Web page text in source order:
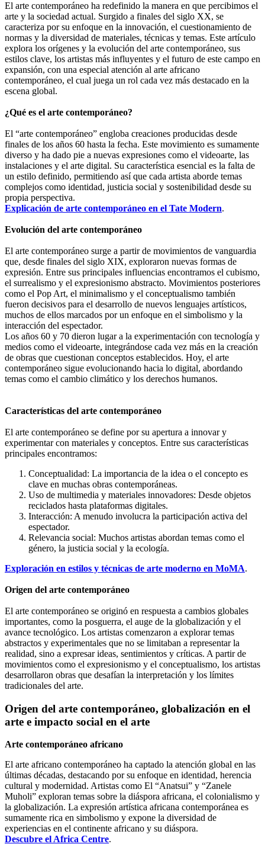
El arte contemporáneo ha redefinido la manera en que percibimos el
arte y la sociedad actual. Surgido a finales del siglo XX, se
caracteriza por su enfoque en la innovación, el cuestionamiento de
normas y la diversidad de materiales, técnicas y temas. Este artículo
explora los orígenes y la evolución del arte contemporáneo, sus
estilos clave, los artistas más influyentes y el futuro de este campo en
expansión, con una especial atención al arte africano
contemporáneo, el cual juega un rol cada vez más destacado en la
escena global.
¿Qué es el arte contemporáneo?
El “arte contemporáneo” engloba creaciones producidas desde
finales de los años 60 hasta la fecha. Este movimiento es sumamente
diverso y ha dado pie a nuevas expresiones como el videoarte, las
instalaciones y el arte digital. Su característica esencial es la falta de
un estilo definido, permitiendo así que cada artista aborde temas
complejos como identidad, justicia social y sostenibilidad desde su
propia perspectiva.
Explicación de arte contemporáneo en el Tate Modern.
Evolución del arte contemporáneo
El arte contemporáneo surge a partir de movimientos de vanguardia
que, desde finales del siglo XIX, exploraron nuevas formas de
expresión. Entre sus principales influencias encontramos el cubismo,
el surrealismo y el expresionismo abstracto. Movimientos posteriores
como el Pop Art, el minimalismo y el conceptualismo también
fueron decisivos para el desarrollo de nuevos lenguajes artísticos,
muchos de ellos marcados por un enfoque en el simbolismo y la
interacción del espectador.
Los años 60 y 70 dieron lugar a la experimentación con tecnología y
medios como el videoarte, integrándose cada vez más en la creación
de obras que cuestionan conceptos establecidos. Hoy, el arte
contemporáneo sigue evolucionando hacia lo digital, abordando
temas como el cambio climático y los derechos humanos.
Características del arte contemporáneo
El arte contemporáneo se define por su apertura a innovar y
experimentar con materiales y conceptos. Entre sus características
principales encontramos:
Conceptualidad: La importancia de la idea o el concepto es
clave en muchas obras contemporáneas.
Uso de multimedia y materiales innovadores: Desde objetos
reciclados hasta plataformas digitales.
Interacción: A menudo involucra la participación activa del
espectador.
Relevancia social: Muchos artistas abordan temas como el
género, la justicia social y la ecología.
Exploración en estilos y técnicas de arte moderno en MoMA.
Origen del arte contemporáneo
El arte contemporáneo se originó en respuesta a cambios globales
importantes, como la posguerra, el auge de la globalización y el
avance tecnológico. Los artistas comenzaron a explorar temas
abstractos y experimentales que no se limitaban a representar la
realidad, sino a expresar ideas, sentimientos y críticas. A partir de
movimientos como el expresionismo y el conceptualismo, los artistas
desarrollaron obras que desafían la interpretación y los límites
tradicionales del arte.
Origen del arte contemporáneo, globalización en el
arte e impacto social en el arte
Arte contemporáneo africano
El arte africano contemporáneo ha captado la atención global en las
últimas décadas, destacando por su enfoque en identidad, herencia
cultural y modernidad. Artistas como El “Anatsui” y “Zanele
Muholi” exploran temas sobre la diáspora africana, el colonialismo y
la globalización. La expresión artística africana contemporánea es
sumamente rica en simbolismo y expone la diversidad de
experiencias en el continente africano y su diáspora.
Descubre el Africa Centre.